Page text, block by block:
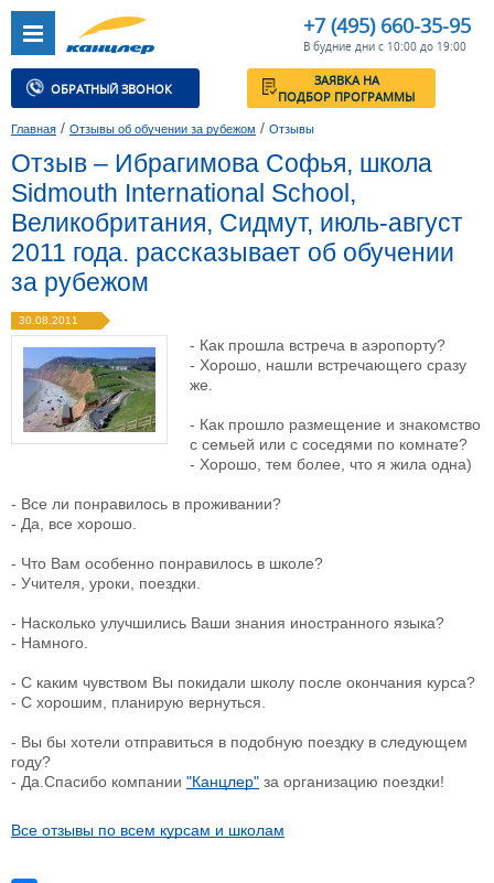
+7 (495) 660-35-95
В будние дни с 10:00 до 19:00
ОБРАТНЫЙ ЗВОНОК
ЗАЯВКА НА
ПОДБОР ПРОГРАММЫ
Главная / Отзывы об обучении за рубежом / Отзывы
Отзыв – Ибрагимова Софья, школа
Sidmouth International School,
Великобритания, Сидмут, июль-август
2011 года. рассказывает об обучении
за рубежом
30.08.2011
- Как прошла встреча в аэропорту?
- Хорошо, нашли встречающего сразу
же.
- Как прошло размещение и знакомство
с семьей или с соседями по комнате?
- Хорошо, тем более, что я жила одна)
- Все ли понравилось в проживании?
- Да, все хорошо.
- Что Вам особенно понравилось в школе?
- Учителя, уроки, поездки.
- Насколько улучшились Ваши знания иностранного языка?
- Намного.
- С каким чувством Вы покидали школу после окончания курса?
- С хорошим, планирую вернуться.
- Вы бы хотели отправиться в подобную поездку в следующем
году?
- Да.Спасибо компании "Канцлер" за организацию поездки!
Все отзывы по всем курсам и школам